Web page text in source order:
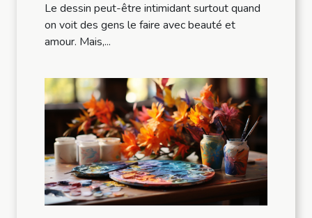
Le dessin peut-être intimidant surtout quand
on voit des gens le faire avec beauté et
amour. Mais,...